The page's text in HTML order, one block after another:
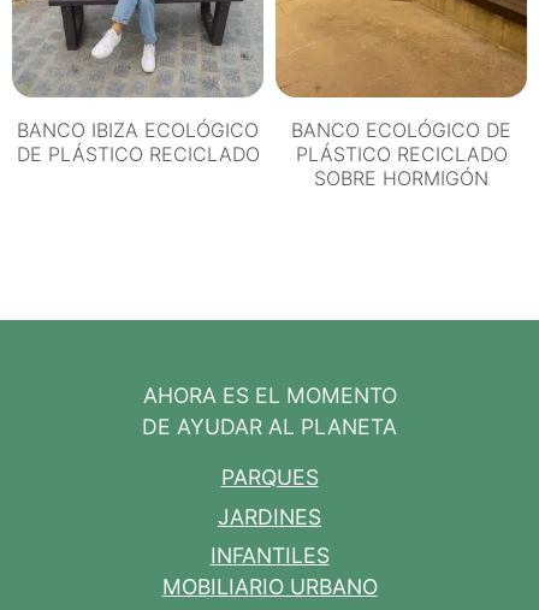
BANCO IBIZA ECOLÓGICO
DE PLÁSTICO RECICLADO
BANCO ECOLÓGICO DE
PLÁSTICO RECICLADO
SOBRE HORMIGÓN
AHORA ES EL MOMENTO
DE AYUDAR AL PLANETA
PARQUES
JARDINES
INFANTILES
MOBILIARIO URBANO